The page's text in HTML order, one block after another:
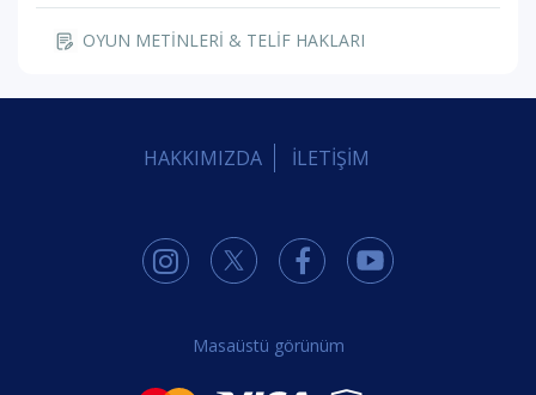
OYUN METİNLERİ & TELİF HAKLARI
HAKKIMIZDA İLETİŞİM
Masaüstü görünüm